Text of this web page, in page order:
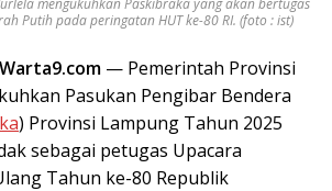
Putih pada peringatan HUT ke-80 RI. (foto : ist)
— Pemerintah Provinsi
Pasukan Pengibar Bendera
) Provinsi Lampung Tahun 2025
sebagai petugas Upacara
Tahun ke-80 Republik